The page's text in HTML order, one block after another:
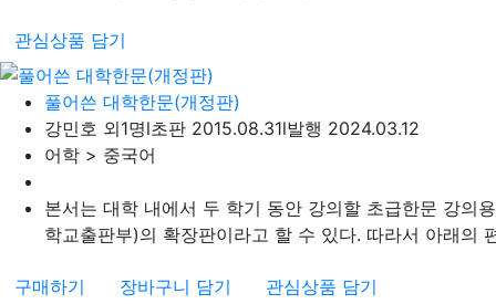
관심상품 담기
풀어쓴 대학한문(개정판)
강민호 외1명l초판 2015.08.31l발행 2024.03.12
어학 > 중국어
본서는 대학 내에서 두 학기 동안 강의할 초급한문 강의
학교출판부)의 확장판이라고 할 수 있다. 따라서 아래의
구매하기 장바구니 담기 관심상품 담기